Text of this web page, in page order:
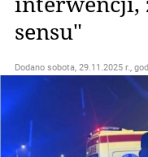
sensu"
Dodano sobota, 29.11.2025 r.,